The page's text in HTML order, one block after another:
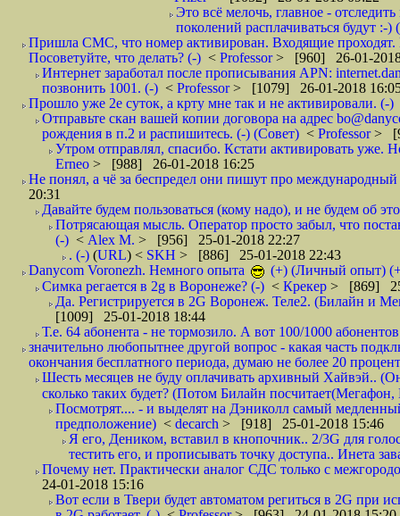
Это всё мелочь, главное -
поколений расплачиваться будут :-)
Пришла СМС, что номер активирован. Входящие проходят.
Посоветуйте, что делать? (-) < Professor> [960] 26-01-
Интернет заработал после прописывания APN:
позвонить 1001. (-) < Professor> [1079] 26-01-2018
Прошло уже 2е суток, а крту мне так и не активировали. (-)
Отправьте скан вашей копии договора на адрес
рождения в п.2 и распишитесь. (-) (Совет) < Professor>
Утром отправлял, спасибо. Кстати активировать уже.
Erneo > [988] 26-01-2018 16:25
Не понял, а чё за беспредел они пишут про
20:31
Давайте будем пользоваться (кому надо), и не будем об
Потрясающая мысль. Оператор просто забыл, что
(-) < Alex M. > [956] 25-01-2018 22:27
. (-) (URL) < SKH > [886] 25-01-2018 22:43
Danycom Voronezh. Немного опыта
(+) (Личный опыт)
Симка регается в 2g в Воронеже? (-) < Крекер > [869]
Да. Регистрируется в 2G Воронеж. Теле2. (Билайн и
[1009] 25-01-2018 18:44
Т.е. 64 абонента - не тормозило. А вот 100/1000
значительно любопытнее другой вопрос - какая часть
окончания бесплатного периода, думаю не более 20
Шесть месяцев не буду оплачивать архивный Хайвэй..
сколько таких будет? (Потом Билайн
Посмотрят.... - и выделят на Дэниколл самый
предположение) < decarch > [918] 25-01-2018 15:46
Я его, Деником, вставил в кнопочник.. 2/3G для
тестить его, и прописывать точку доступа.. Инета
Почему нет. Практически аналог СДС только с
24-01-2018 15:16
Вот если в Твери будет автоматом региться в 2G при